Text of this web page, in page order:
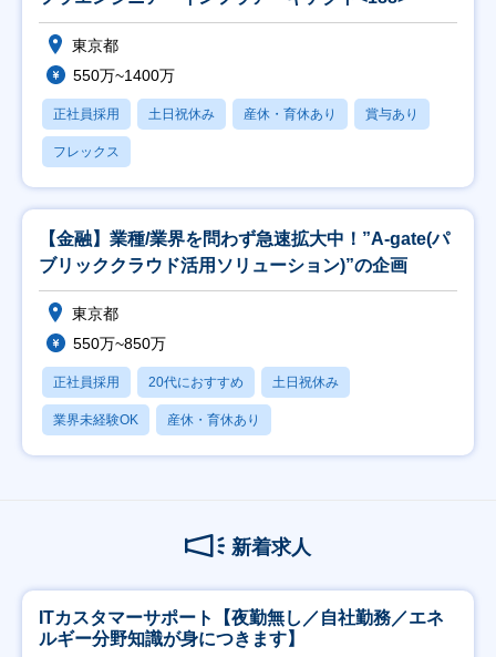
東京都
550万~1400万
正社員採用 土日祝休み 産休・育休あり 賞与あり
フレックス
【金融】業種/業界を問わず急速拡大中！”A-gate(パ
ブリッククラウド活用ソリューション)”の企画
東京都
550万~850万
正社員採用 20代におすすめ 土日祝休み
業界未経験OK 産休・育休あり
新着求人
ITカスタマーサポート【夜勤無し／自社勤務／エネ
ルギー分野知識が身につきます】